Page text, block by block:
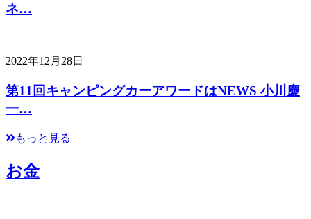
ネ…
2022年12月28日
第11回キャンピングカーアワードはNEWS 小川慶
一…
もっと見る
お金